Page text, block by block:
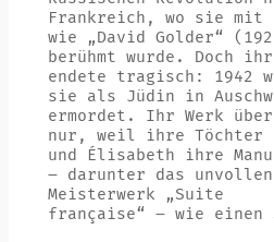
Frankreich, wo sie mit
wie „David Golder“
berühmt wurde. Doch ihr
endete tragisch: 1942
sie als Jüdin in
ermordet. Ihr Werk
nur, weil ihre Töchter
und Élisabeth ihre
– darunter das
Meisterwerk „Suite
française“ – wie einen